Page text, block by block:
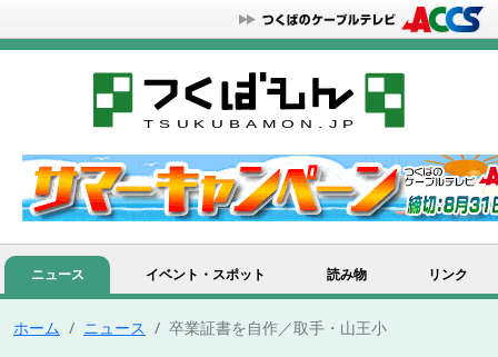
ニュース イベント・スポット 読み物 リンク
ホーム ニュース 卒業証書を自作／取手・山王小